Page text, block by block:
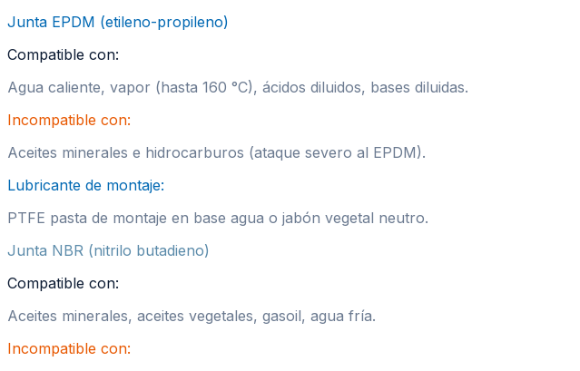
Junta EPDM (etileno-propileno)
Compatible con:
Agua caliente, vapor (hasta 160 °C), ácidos diluidos, bases diluidas.
Incompatible con:
Aceites minerales e hidrocarburos (ataque severo al EPDM).
Lubricante de montaje:
PTFE pasta de montaje en base agua o jabón vegetal neutro.
Junta NBR (nitrilo butadieno)
Compatible con:
Aceites minerales, aceites vegetales, gasoil, agua fría.
Incompatible con: